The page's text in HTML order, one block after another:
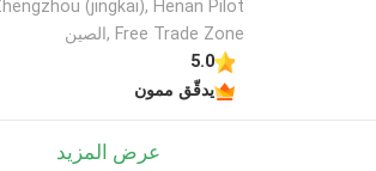
(jingkai), Henan Pilot
Free Trade Zone ,الصين
5.0
يدقّق ممون
عرض المزيد